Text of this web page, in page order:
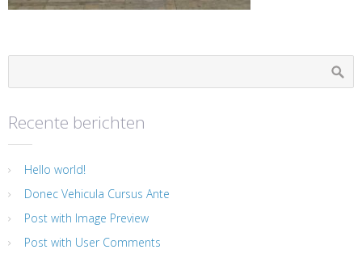
Recente berichten
Hello world!
Donec Vehicula Cursus Ante
Post with Image Preview
Post with User Comments